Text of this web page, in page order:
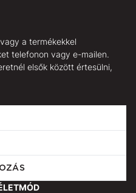
a termékekkel
telefonon vagy e-mailen.
elsők között értesülni,